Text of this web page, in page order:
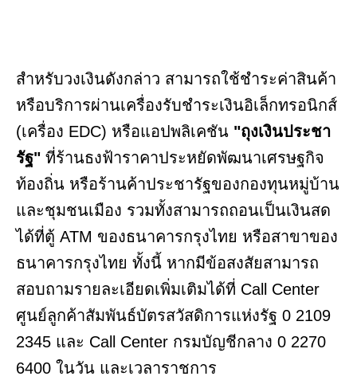
สำหรับวงเงินดังกล่าว สามารถใช้ชำระค่าสินค้า
หรือบริการผ่านเครื่องรับชำระเงินอิเล็กทรอนิกส์
(เครื่อง EDC) หรือแอปพลิเคชัน "ถุงเงินประชา
รัฐ" ที่ร้านธงฟ้าราคาประหยัดพัฒนาเศรษฐกิจ
ท้องถิ่น หรือร้านค้าประชารัฐของกองทุนหมู่บ้าน
และชุมชนเมือง รวมทั้งสามารถถอนเป็นเงินสด
ได้ที่ตู้ ATM ของธนาคารกรุงไทย หรือสาขาของ
ธนาคารกรุงไทย ทั้งนี้ หากมีข้อสงสัยสามารถ
สอบถามรายละเอียดเพิ่มเติมได้ที่ Call Center
ศูนย์ลูกค้าสัมพันธ์บัตรสวัสดิการแห่งรัฐ 0 2109
2345 และ Call Center กรมบัญชีกลาง 0 2270
6400 ในวัน และเวลาราชการ